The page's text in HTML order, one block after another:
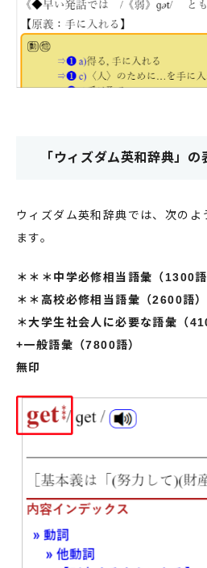
「ウィズダム英和辞典」の
ウィズダム英和辞典では、次の
ます。
＊＊＊中学必修相当語彙（1300語
＊＊高校必修相当語彙（2600語）
＊大学生社会人に必要な語彙（
+一般語彙（7800語）
無印